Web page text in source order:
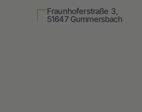
Fraunhoferstraße 3,
51647 Gummersbach